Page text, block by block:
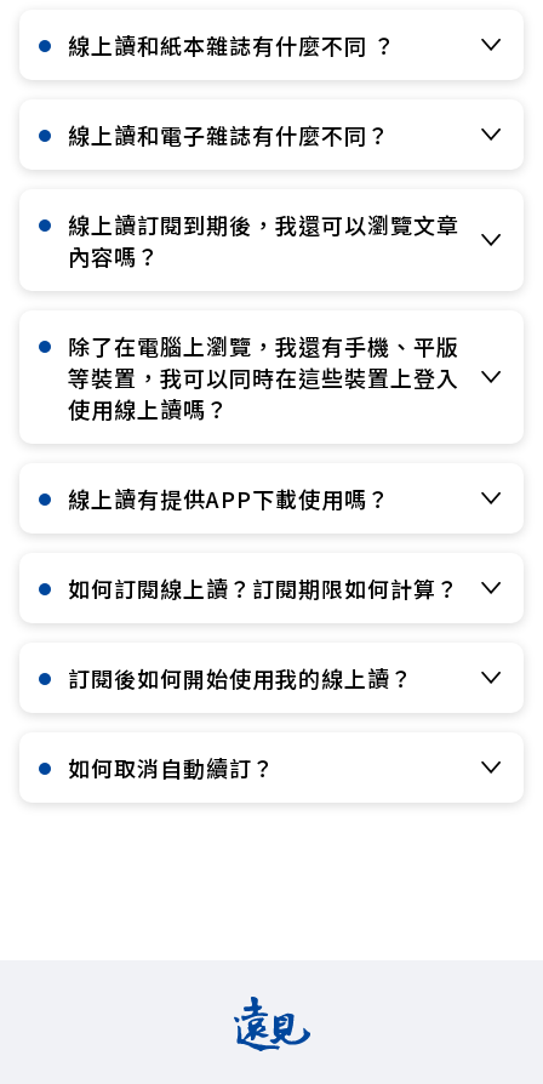
線上讀和紙本雜誌有什麼不同 ？​
線上讀和電子雜誌有什麼不同？​
線上讀訂閱到期後，我還可以瀏覽文章
內容嗎？​
除了在電腦上瀏覽，我還有手機、平版
等裝置，我可以同時在這些裝置上登入
使用線上讀嗎？​
線上讀有提供APP下載使用嗎？​
如何訂閱線上讀？訂閱期限如何計算？​
訂閱後如何開始使用我的線上讀？​
如何取消自動續訂？